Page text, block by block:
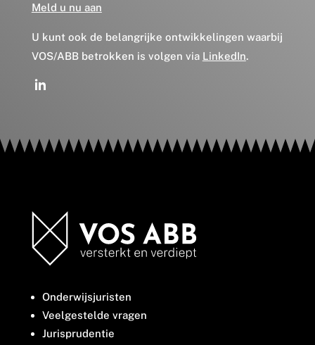
Meld u nu aan
U kunt ook de belangrijke ontwikkelingen waarbij
VOS/ABB betrokken is volgen via LinkedIn.
Onderwijsjuristen
Veelgestelde vragen
Jurisprudentie